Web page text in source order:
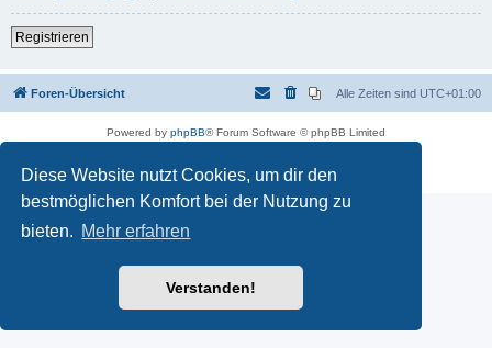
Diese Website nutzt Cookies, um dir den
bestmöglichen Komfort bei der Nutzung zu
bieten. Mehr erfahren
Verstanden!
Registrieren
Foren-Übersicht Alle Zeiten sind UTC+01:00
Powered by phpBB® Forum Software © phpBB Limited
Datenschutz|Nutzungsbedingungen